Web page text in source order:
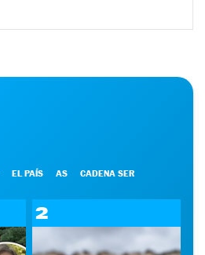
EL PAÍS AS CADENA SER
2